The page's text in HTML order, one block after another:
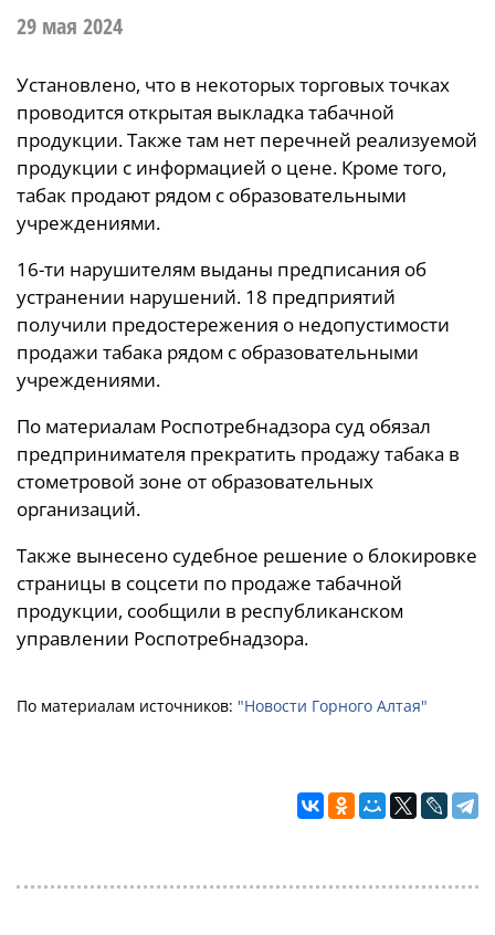
29 мая 2024
Установлено, что в некоторых торговых точках
проводится открытая выкладка табачной
продукции. Также там нет перечней реализуемой
продукции с информацией о цене. Кроме того,
табак продают рядом с образовательными
учреждениями.
16-ти нарушителям выданы предписания об
устранении нарушений. 18 предприятий
получили предостережения о недопустимости
продажи табака рядом с образовательными
учреждениями.
По материалам Роспотребнадзора суд обязал
предпринимателя прекратить продажу табака в
стометровой зоне от образовательных
организаций.
Также вынесено судебное решение о блокировке
страницы в соцсети по продаже табачной
продукции, сообщили в республиканском
управлении Роспотребнадзора.
По материалам источников: "Новости Горного Алтая"